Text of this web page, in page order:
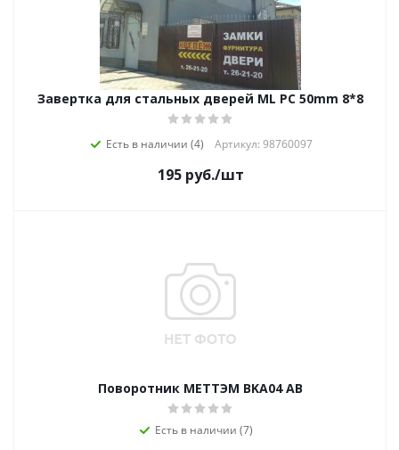
Завертка для стальных дверей ML PС 50mm 8*8
Есть в наличии (4) Артикул: 98760097
195руб./шт
Поворотник МЕТТЭМ BKA04 AB
Есть в наличии (7)